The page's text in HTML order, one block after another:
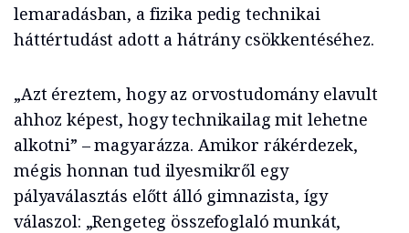
lemaradásban, a fizika pedig technikai
háttértudást adott a hátrány csökkentéséhez.
„Azt éreztem, hogy az orvostudomány elavult
ahhoz képest, hogy technikailag mit lehetne
alkotni” – magyarázza. Amikor rákérdezek,
mégis honnan tud ilyesmikről egy
pályaválasztás előtt álló gimnazista, így
válaszol: „Rengeteg összefoglaló munkát,